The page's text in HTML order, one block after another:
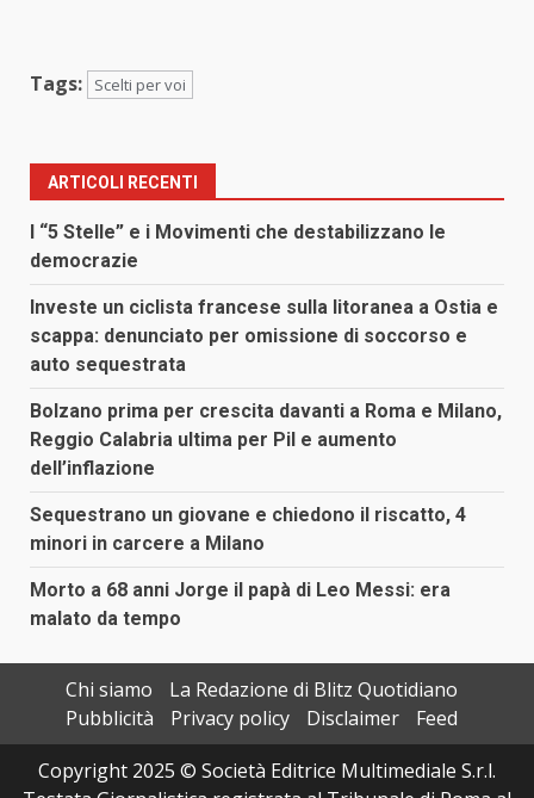
Tags: Scelti per voi
ARTICOLI RECENTI
I “5 Stelle” e i Movimenti che destabilizzano le
democrazie
Investe un ciclista francese sulla litoranea a Ostia e
scappa: denunciato per omissione di soccorso e
auto sequestrata
Bolzano prima per crescita davanti a Roma e Milano,
Reggio Calabria ultima per Pil e aumento
dell’inflazione
Sequestrano un giovane e chiedono il riscatto, 4
minori in carcere a Milano
Morto a 68 anni Jorge il papà di Leo Messi: era
malato da tempo
Chi siamo
La Redazione di Blitz Quotidiano
Pubblicità
Privacy policy Disclaimer
Feed
Copyright 2025 © Società Editrice Multimediale S.r.l.